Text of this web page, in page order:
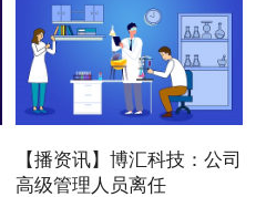
【播资讯】博汇科技：公司
高级管理人员离任